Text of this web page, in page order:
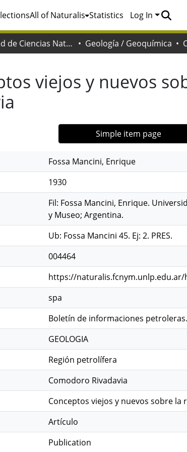
All of Naturalis Statistics Log In
Facultad de Ciencias Naturales y Museo Geología / Geoquímica
viejos y nuevos
Simple item page
Fossa Mancini, Enrique
1930
Fil: Fossa Mancini, Enrique.
y Museo; Argentina.
Ub: Fossa Mancini 45. Ej: 2. PRES.
004464
https://naturalis.fcnym.unlp.edu.ar/
spa
Boletín de informaciones
GEOLOGIA
Región petrolífera
Comodoro Rivadavia
Conceptos viejos y nuevos sobre
Artículo
Publication